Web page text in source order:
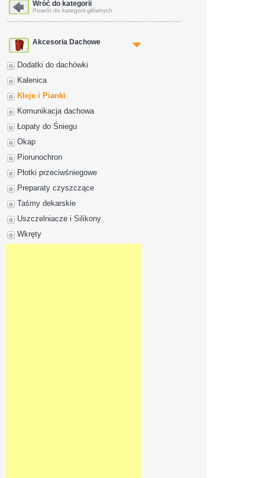
Wróć do kategorii
Powrót do kategorii głównych
Akcesoria Dachowe
Dodatki do dachówki
Kalenica
Kleje i Pianki
Komunikacja dachowa
Łopaty do Śniegu
Okap
Piorunochron
Płotki przeciwśniegowe
Preparaty czyszczące
Taśmy dekarskie
Uszczelniacze i Silikony
Wkręty